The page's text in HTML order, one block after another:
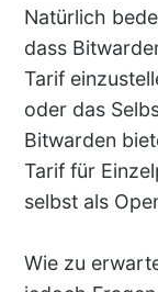
Natürlich
dass
Tarif
oder das
Bitwarden
Tarif für
selbst als
Wie zu